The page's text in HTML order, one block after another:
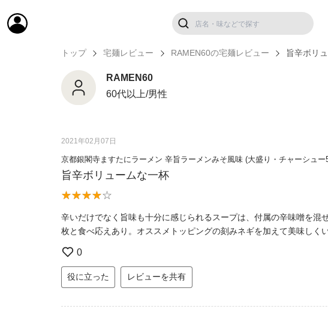
トップ 宅麺レビュー RAMEN60の宅麺レビュー 旨辛ボリ
RAMEN60
60代以上/男性
2021年02月07日
京都銀閣寺ますたにラーメン 辛旨ラーメンみそ風味 (大盛り・チャーシュー
旨辛ボリュームな一杯
辛いだけでなく旨味も十分に感じられるスープは、付属の辛味噌を
枚と食べ応えあり。オススメトッピングの刻みネギを加えて美味しく
0
役に立った レビューを共有